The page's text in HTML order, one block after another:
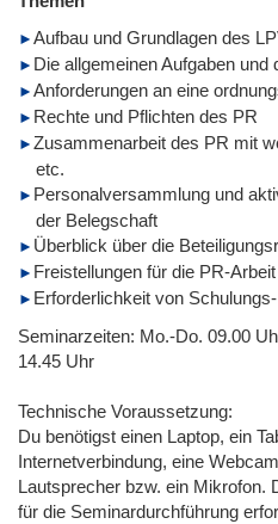
Aufbau und Grundlagen des
Die allgemeinen Aufgaben und
Anforderungen an eine
Rechte und Pflichten des PR
Zusammenarbeit des PR mit
etc.
Personalversammlung und
der Belegschaft
Überblick über die
Freistellungen für die PR-Arbeit
Erforderlichkeit von
Seminarzeiten: Mo.-Do. 09.00
14.45 Uhr
Technische Voraussetzung:
Du benötigst einen Laptop, ein
Internetverbindung, eine
Lautsprecher bzw. ein Mikrofon.
für die Seminardurchführung